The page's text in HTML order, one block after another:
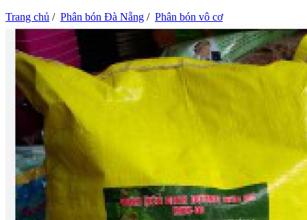
Trang chủ / Phân bón Đà Nẵng / Phân bón vô cơ